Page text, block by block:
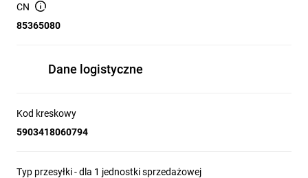
CN
85365080
Dane logistyczne
Kod kreskowy
5903418060794
Typ przesyłki - dla 1 jednostki sprzedażowej